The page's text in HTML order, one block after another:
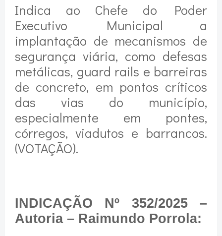
Indica ao Chefe do Poder
Executivo Municipal a
implantação de mecanismos de
segurança viária, como defesas
metálicas, guard rails e barreiras
de concreto, em pontos críticos
das vias do município,
especialmente em pontes,
córregos, viadutos e barrancos.
(VOTAÇÃO).
INDICAÇÃO Nº 352/2025 –
Autoria – Raimundo Porrola: